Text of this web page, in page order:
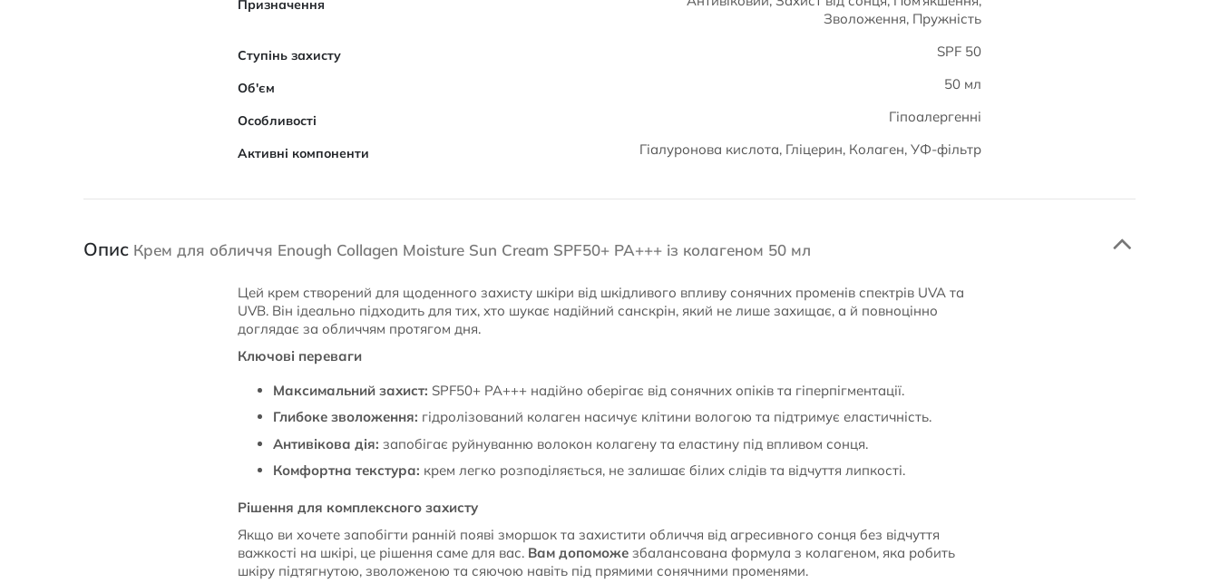
Призначення
Зволоження, Пружність
Ступінь захисту SPF 50
Об'єм 50 мл
Особливості Гіпоалергенні
Активні компоненти Гіалуронова кислота, Гліцерин, Колаген, УФ-фільтр
Опис Крем для обличчя Enough Collagen Moisture Sun Cream SPF50+ PA+++ із колагеном 50 мл
Цей крем створений для щоденного захисту шкіри від шкідливого впливу сонячних променів спектрів UVA та
UVB. Він ідеально підходить для тих, хто шукає надійний санскрін, який не лише захищає, а й повноцінно
доглядає за обличчям протягом дня.
Ключові переваги
Максимальний захист: SPF50+ PA+++ надійно оберігає від сонячних опіків та гіперпігментації.
Глибоке зволоження: гідролізований колаген насичує клітини вологою та підтримує еластичність.
Антивікова дія: запобігає руйнуванню волокон колагену та еластину під впливом сонця.
Комфортна текстура: крем легко розподіляється, не залишає білих слідів та відчуття липкості.
Рішення для комплексного захисту
Якщо ви хочете запобігти ранній появі зморшок та захистити обличчя від агресивного сонця без відчуття
важкості на шкірі, це рішення саме для вас. Вам допоможе збалансована формула з колагеном, яка робить
шкіру підтягнутою, зволоженою та сяючою навіть під прямими сонячними променями.